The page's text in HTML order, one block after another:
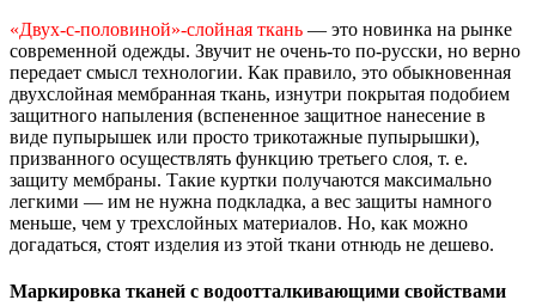
«Двух-с-половиной»-слойная ткань — это новинка на рынке
современной одежды. Звучит не очень-то по-русски, но верно
передает смысл технологии. Как правило, это обыкновенная
двухслойная мембранная ткань, изнутри покрытая подобием
защитного напыления (вспененное защитное нанесение в
виде пупырышек или просто трикотажные пупырышки),
призванного осуществлять функцию третьего слоя, т. е.
защиту мембраны. Такие куртки получаются максимально
легкими — им не нужна подкладка, а вес защиты намного
меньше, чем у трехслойных материалов. Но, как можно
догадаться, стоят изделия из этой ткани отнюдь не дешево.
Маркировка тканей с водоотталкивающими свойствами